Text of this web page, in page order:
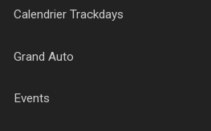
Calendrier Trackdays
Grand Auto
Events